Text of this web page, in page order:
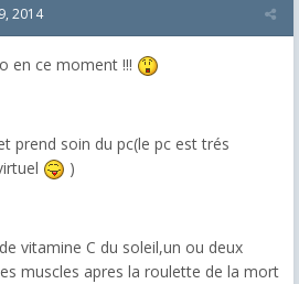
2014
en ce moment !!!
prend soin du pc(le pc est trés
)
vitamine C du soleil,un ou deux
muscles apres la roulette de la mort